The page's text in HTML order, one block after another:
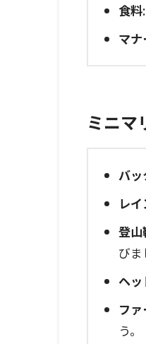
食料
マナ
ミニマ
バッ
レ
登山
びま
ヘ
フ
う。